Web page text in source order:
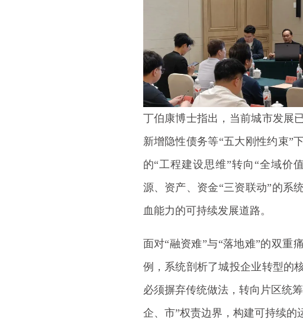
丁伯康博士指出，当前城市发展
新增隐性债务等“五大刚性约束”
的“工程建设思维”转向“全域价
源、资产、资金“三资联动”的系
血能力的可持续发展道路。
面对“融资难”与“落地难”的双重
例，系统剖析了城投企业转型的
必须摒弃传统做法，转向片区统
企、市”权责边界，构建可持续的